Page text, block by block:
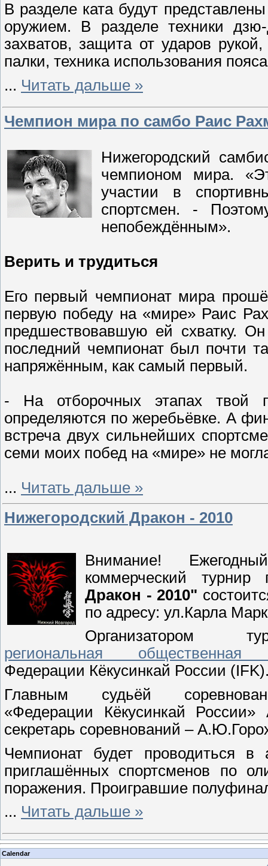
В разделе ката будут
оружием. В разделе техники
захватов, защита от ударов
палки, техника использования
... Читать дальше »
Чемпион мира по самбо Раис
Нижегородский
чемпионом мира.
участии в
спортсмен. -
непобеждённым».
Верить и трудиться
Его первый чемпионат мира
первую победу на «мире» Раис
предшествовавшую ей схватку.
последний чемпионат был почти
напряжённым, как самый первый.
- На отборочных этапах твой
определяются по жеребьёвке. А
встреча двух сильнейших
семи моих побед на «мире» не
... Читать дальше »
Нижегородский Дракон - 2010
Внимание!
коммерческий
Дракон - 2010"
по адресу: ул.Карла
Организатором
региональная
Федерации Кёкусинкай России
Главным судьёй
«Федерации Кёкусинкай
секретарь соревнований –
Чемпионат будет проводиться в
приглашённых спортсменов по
поражения. Проигравшие
... Читать дальше »
Calendar